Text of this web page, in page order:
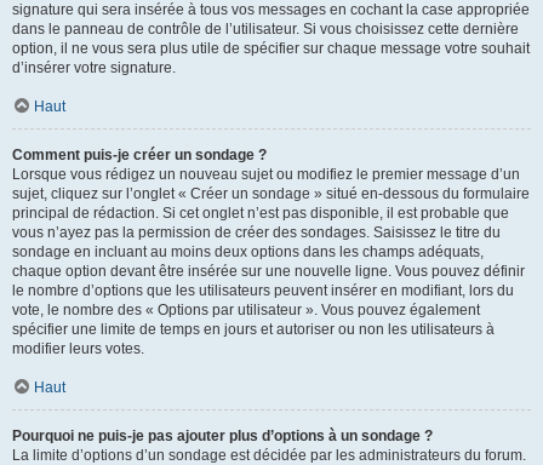
signature qui sera insérée à tous vos messages en cochant la case appropriée
dans le panneau de contrôle de l’utilisateur. Si vous choisissez cette dernière
option, il ne vous sera plus utile de spécifier sur chaque message votre souhait
d’insérer votre signature.
Haut
Comment puis-je créer un sondage ?
Lorsque vous rédigez un nouveau sujet ou modifiez le premier message d’un
sujet, cliquez sur l’onglet « Créer un sondage » situé en-dessous du formulaire
principal de rédaction. Si cet onglet n’est pas disponible, il est probable que
vous n’ayez pas la permission de créer des sondages. Saisissez le titre du
sondage en incluant au moins deux options dans les champs adéquats,
chaque option devant être insérée sur une nouvelle ligne. Vous pouvez définir
le nombre d’options que les utilisateurs peuvent insérer en modifiant, lors du
vote, le nombre des « Options par utilisateur ». Vous pouvez également
spécifier une limite de temps en jours et autoriser ou non les utilisateurs à
modifier leurs votes.
Haut
Pourquoi ne puis-je pas ajouter plus d’options à un sondage ?
La limite d’options d’un sondage est décidée par les administrateurs du forum.